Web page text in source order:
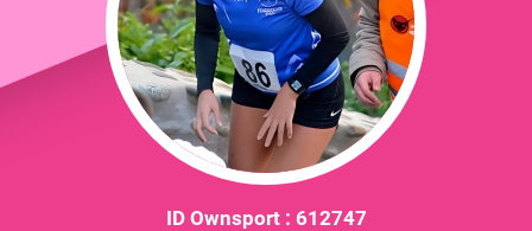
ID Ownsport : 612747